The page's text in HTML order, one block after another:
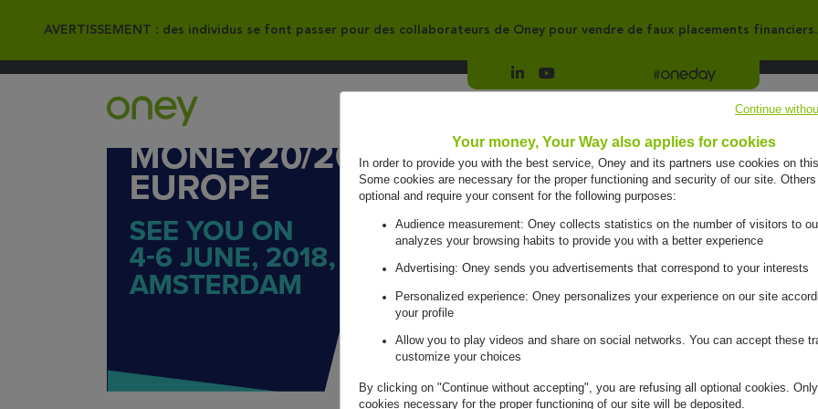
AVERTISSEMENT : des individus se font passer pour des collaborateurs de Oney pour vendre de faux placements financiers.
Suivre Oney sur LinkedIn
Suivre Oney sur YouTubeVoir les articles #oneday
Engagements
Your money, Your Way also applies for cookies
In order to provide you with the best service, Oney and its partners use cookies on
Some cookies are necessary for the proper functioning and security of our site. Others
optional and require your consent for the following purposes:
Audience measurement: Oney collects statistics on the number of visitors to
analyzes your browsing habits to provide you with a better experience
Advertising: Oney sends you advertisements that correspond to your interests
Personalized experience: Oney personalizes your experience on our site
your profile
Allow you to play videos and share on social networks. You can accept these
customize your choices
By clicking on "Continue without accepting", you are refusing all optional cookies.
cookies necessary for the proper functioning of our site will be deposited.
Continue